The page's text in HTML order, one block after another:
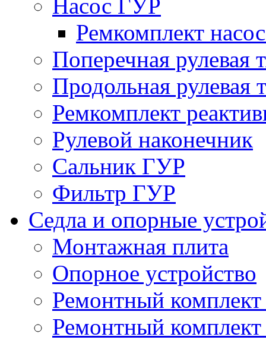
Насос ГУР
Ремкомплект
Поперечная рулевая
Продольная рулевая
Ремкомплект
Рулевой наконечник
Сальник ГУР
Фильтр ГУР
Седла и опорные
Монтажная плита
Опорное устройство
Ремонтный комплект
Ремонтный